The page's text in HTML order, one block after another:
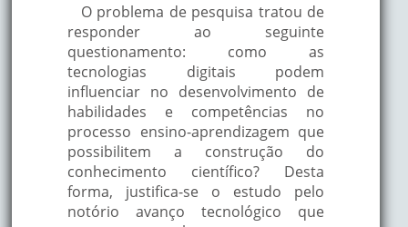
O problema de pesquisa tratou de
responder ao seguinte
questionamento: como as
tecnologias digitais podem
influenciar no desenvolvimento de
habilidades e competências no
processo ensino-aprendizagem que
possibilitem a construção do
conhecimento científico? Desta
forma, justifica-se o estudo pelo
notório avanço tecnológico que